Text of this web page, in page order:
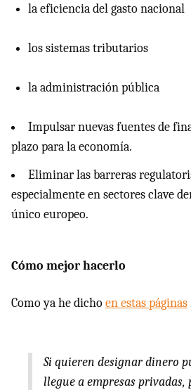
la eficiencia del gasto nacional
los sistemas tributarios
la administración pública
Impulsar nuevas fuentes de
plazo para la economía.
Eliminar las barreras
especialmente en sectores clave
único europeo.
Cómo mejor hacerlo
Como ya he dichoen estas páginas
Si quieren designar dinero
llegue a empresas